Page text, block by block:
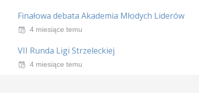
Finałowa debata Akademia Młodych Liderów
4 miesiące temu
VII Runda Ligi Strzeleckiej
4 miesiące temu